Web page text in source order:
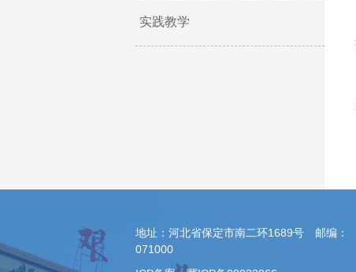
实践教学
地址：河北省保定市南二环1689号 邮编：
071000